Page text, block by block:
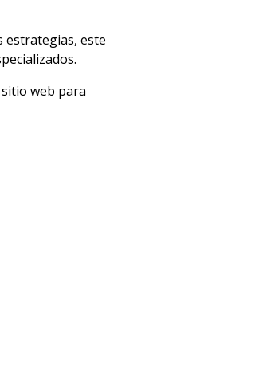
estrategias, este
web para